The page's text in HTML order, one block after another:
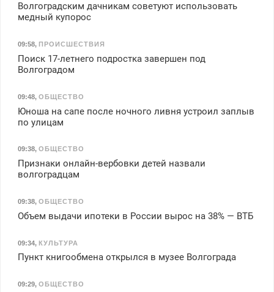
Волгоградским дачникам советуют использовать
медный купорос
09:58, ПРОИСШЕСТВИЯ
Поиск 17-летнего подростка завершен под
Волгоградом
09:48, ОБЩЕСТВО
Юноша на сапе после ночного ливня устроил заплыв
по улицам
09:38, ОБЩЕСТВО
Признаки онлайн-вербовки детей назвали
волгоградцам
09:38, ОБЩЕСТВО
Объем выдачи ипотеки в России вырос на 38% — ВТБ
09:34, КУЛЬТУРА
Пункт книгообмена открылся в музее Волгограда
09:29, ОБЩЕСТВО